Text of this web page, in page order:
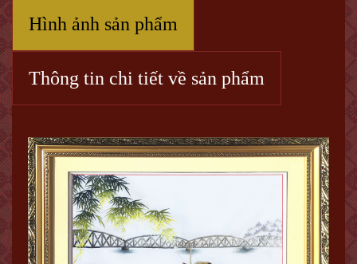
Hình ảnh sản phẩm
Thông tin chi tiết về sản phẩm